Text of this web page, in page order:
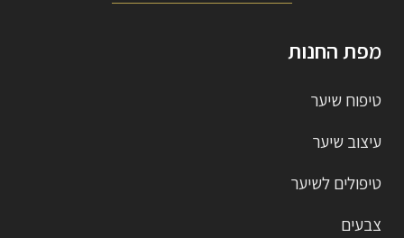
מפת החנות
טיפוח שיער
עיצוב שיער
טיפולים לשיער
צבעים